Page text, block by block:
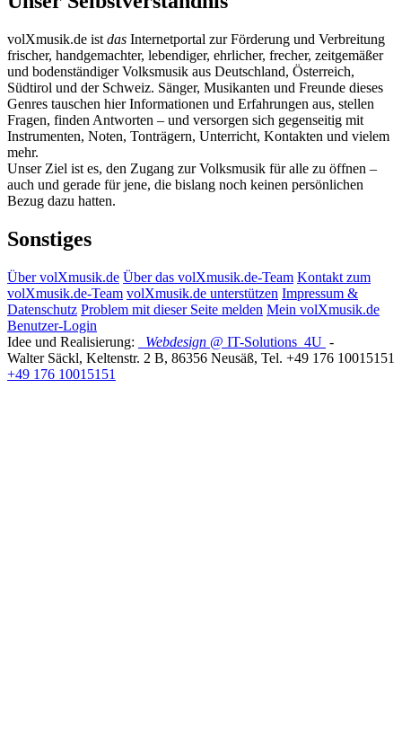
volXmusik.de ist das Internetportal zur Förderung und Verbreitung
frischer, handgemachter, lebendiger, ehrlicher, frecher, zeitgemäßer
und bodenständiger Volksmusik aus Deutschland, Österreich,
Südtirol und der Schweiz. Sänger, Musikanten und Freunde dieses
Genres tauschen hier Informationen und Erfahrungen aus, stellen
Fragen, finden Antworten – und versorgen sich gegenseitig mit
Instrumenten, Noten, Tonträgern, Unterricht, Kontakten und vielem
mehr.
Unser Ziel ist es, den Zugang zur Volksmusik für alle zu öffnen –
auch und gerade für jene, die bislang noch keinen persönlichen
Bezug dazu hatten.
Sonstiges
Über volXmusik.de Über das volXmusik.de-Team Kontakt zum
volXmusik.de-Team volXmusik.de unterstützen Impressum &
Datenschutz Problem mit dieser Seite melden Mein volXmusik.de
Benutzer-Login
Idee und Realisierung:
Webdesign @ IT-Solutions 4U -
Walter Säckl, Keltenstr. 2 B, 86356 Neusäß, Tel. +49 176 10015151
+49 176 10015151